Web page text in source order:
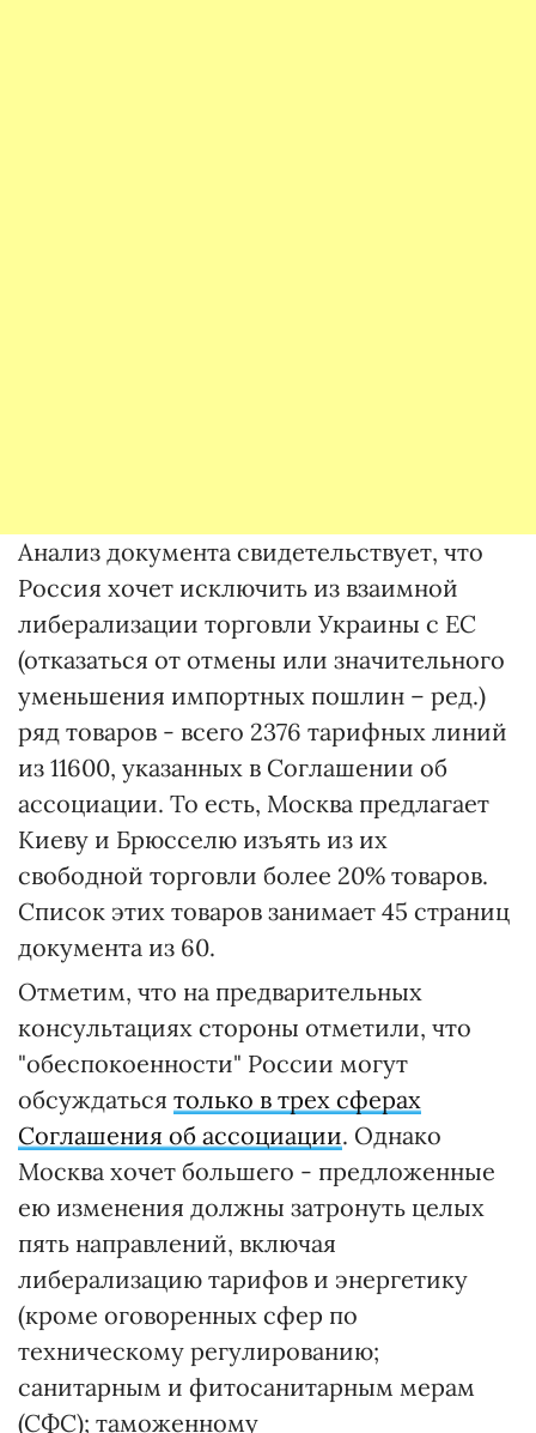
Анализ документа свидетельствует, что
Россия хочет исключить из взаимной
либерализации торговли Украины с ЕС
(отказаться от отмены или значительного
уменьшения импортных пошлин – ред.)
ряд товаров - всего 2376 тарифных линий
из 11600, указанных в Соглашении об
ассоциации. То есть, Москва предлагает
Киеву и Брюсселю изъять из их
свободной торговли более 20% товаров.
Список этих товаров занимает 45 страниц
документа из 60.
Отметим, что на предварительных
консультациях стороны отметили, что
"обеспокоенности" России могут
обсуждаться только в трех сферах
Соглашения об ассоциации. Однако
Москва хочет большего - предложенные
ею изменения должны затронуть целых
пять направлений, включая
либерализацию тарифов и энергетику
(кроме оговоренных сфер по
техническому регулированию;
санитарным и фитосанитарным мерам
(СФС); таможенному